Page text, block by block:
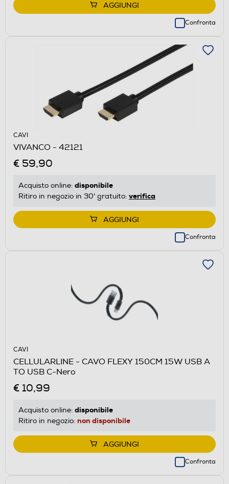
AGGIUNGI
Confronta
CAVI
VIVANCO - 42121
€ 59,90
Acquisto online: disponibile
Ritiro in negozio in 30' gratuito: verifica
AGGIUNGI
Confronta
CAVI
CELLULARLINE - CAVO FLEXY 150CM 15W USB A
TO USB C-Nero
€ 10,99
Acquisto online: disponibile
Ritiro in negozio: non disponibile
AGGIUNGI
Confronta